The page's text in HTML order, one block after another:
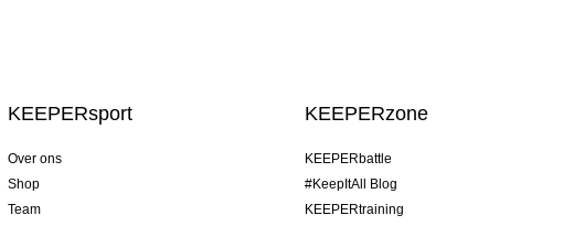
KEEPERsport
Over ons
Shop
Team
KEEPERzone
KEEPERbattle
#KeepItAll Blog
KEEPERtraining